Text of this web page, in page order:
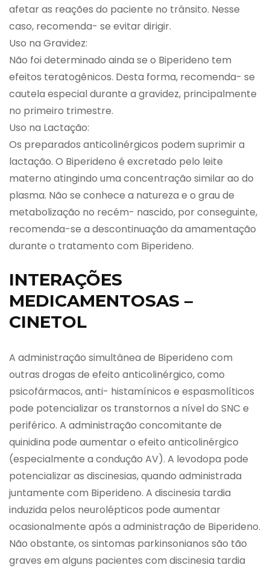
afetar as reações do paciente no trânsito. Nesse
caso, recomenda- se evitar dirigir.
Uso na Gravidez:
Não foi determinado ainda se o Biperideno tem
efeitos teratogênicos. Desta forma, recomenda- se
cautela especial durante a gravidez, principalmente
no primeiro trimestre.
Uso na Lactação:
Os preparados anticolinérgicos podem suprimir a
lactação. O Biperideno é excretado pelo leite
materno atingindo uma concentração similar ao do
plasma. Não se conhece a natureza e o grau de
metabolização no recém- nascido, por conseguinte,
recomenda-se a descontinuação da amamentação
durante o tratamento com Biperideno.
INTERAÇÕES
MEDICAMENTOSAS –
CINETOL
A administração simultânea de Biperideno com
outras drogas de efeito anticolinérgico, como
psicofármacos, anti- histamínicos e espasmolíticos
pode potencializar os transtornos a nível do SNC e
periférico. A administração concomitante de
quinidina pode aumentar o efeito anticolinérgico
(especialmente a condução AV). A levodopa pode
potencializar as discinesias, quando administrada
juntamente com Biperideno. A discinesia tardia
induzida pelos neurolépticos pode aumentar
ocasionalmente após a administração de Biperideno.
Não obstante, os sintomas parkinsonianos são tão
graves em alguns pacientes com discinesia tardia